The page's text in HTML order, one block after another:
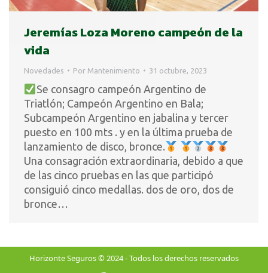
Jeremías Loza Moreno campeón de la
vida
Novedades Por Mantenimiento 31 octubre, 2023
Se consagro campeón Argentino de
Triatlón; Campeón Argentino en Bala;
Subcampeón Argentino en jabalina y tercer
puesto en 100 mts . y en la última prueba de
lanzamiento de disco, bronce.
Una consagración extraordinaria, debido a que
de las cinco pruebas en las que participó
consiguió cinco medallas. dos de oro, dos de
bronce…
Horizonte Seguros © 2024 - Todos los derechos reservados